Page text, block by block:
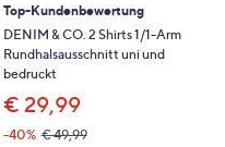
Top-Kundenbewertung
DENIM & CO. 2 Shirts 1/1-Arm
Rundhalsausschnitt uni und
bedruckt
€ 29,99
-40% € 49,99